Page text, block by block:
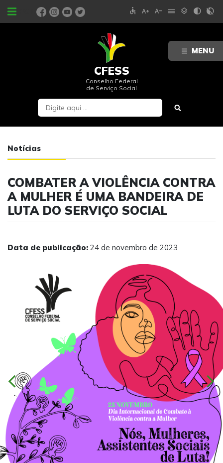
MENU
PORTAIS accessible text_increase text_decrease menu layers contrast contrast_rtl_off
CFESS
Conselho Federal
de Serviço Social
Notícias
COMBATER A VIOLÊNCIA CONTRA
A MULHER É UMA BANDEIRA DE
LUTA DO SERVIÇO SOCIAL
Data de publicação: 24 de novembro de 2023
chevron_left chevron_right